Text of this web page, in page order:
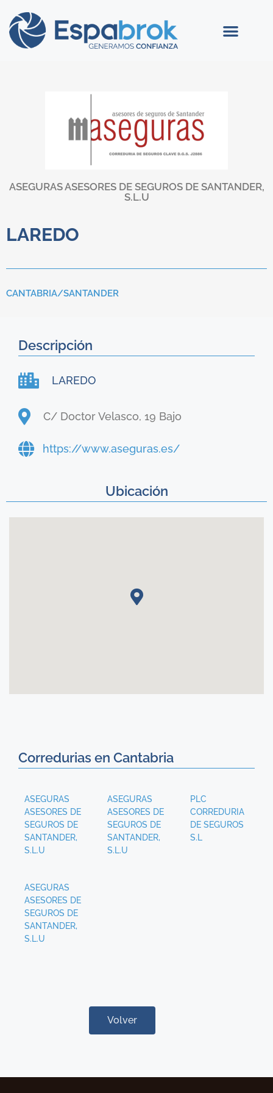
ASEGURAS ASESORES DE SEGUROS DE SANTANDER,
S.L.U
LAREDO
CANTABRIA/SANTANDER
Descripción
LAREDO
C/ Doctor Velasco, 19 Bajo
https://www.aseguras.es/
Ubicación
Corredurias en Cantabria
ASEGURAS
ASESORES DE
SEGUROS DE
SANTANDER,
S.L.U
ASEGURAS
ASESORES DE
SEGUROS DE
SANTANDER,
S.L.U
PLC
CORREDURIA
DE SEGUROS
S.L
ASEGURAS
ASESORES DE
SEGUROS DE
SANTANDER,
S.L.U
Volver